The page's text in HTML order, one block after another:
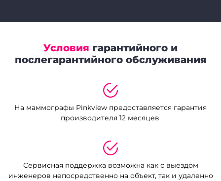
Условия гарантийного и
послегарантийного обслуживания
На маммографы Pinkview предоставляется гарантия
производителя 12 месяцев.
Сервисная поддержка возможна как с выездом
инженеров непосредственно на объект, так и удаленно